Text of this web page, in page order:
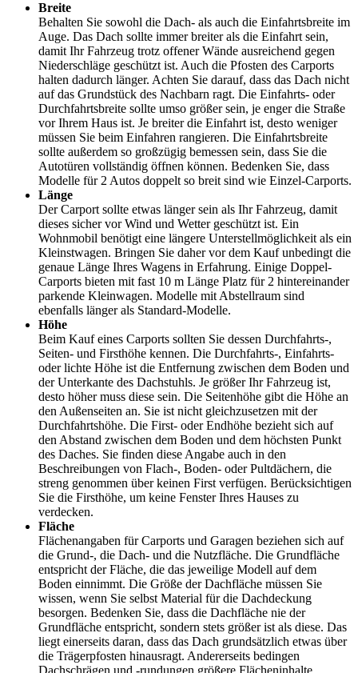
Breite
Behalten Sie sowohl die Dach- als auch die Einfahrtsbreite im
Auge. Das Dach sollte immer breiter als die Einfahrt sein,
damit Ihr Fahrzeug trotz offener Wände ausreichend gegen
Niederschläge geschützt ist. Auch die Pfosten des Carports
halten dadurch länger. Achten Sie darauf, dass das Dach nicht
auf das Grundstück des Nachbarn ragt. Die Einfahrts- oder
Durchfahrtsbreite sollte umso größer sein, je enger die Straße
vor Ihrem Haus ist. Je breiter die Einfahrt ist, desto weniger
müssen Sie beim Einfahren rangieren. Die Einfahrtsbreite
sollte außerdem so großzügig bemessen sein, dass Sie die
Autotüren vollständig öffnen können. Bedenken Sie, dass
Modelle für 2 Autos doppelt so breit sind wie Einzel-Carports.
Länge
Der Carport sollte etwas länger sein als Ihr Fahrzeug, damit
dieses sicher vor Wind und Wetter geschützt ist. Ein
Wohnmobil benötigt eine längere Unterstellmöglichkeit als ein
Kleinstwagen. Bringen Sie daher vor dem Kauf unbedingt die
genaue Länge Ihres Wagens in Erfahrung. Einige Doppel-
Carports bieten mit fast 10 m Länge Platz für 2 hintereinander
parkende Kleinwagen. Modelle mit Abstellraum sind
ebenfalls länger als Standard-Modelle.
Höhe
Beim Kauf eines Carports sollten Sie dessen Durchfahrts-,
Seiten- und Firsthöhe kennen. Die Durchfahrts-, Einfahrts-
oder lichte Höhe ist die Entfernung zwischen dem Boden und
der Unterkante des Dachstuhls. Je größer Ihr Fahrzeug ist,
desto höher muss diese sein. Die Seitenhöhe gibt die Höhe an
den Außenseiten an. Sie ist nicht gleichzusetzen mit der
Durchfahrtshöhe. Die First- oder Endhöhe bezieht sich auf
den Abstand zwischen dem Boden und dem höchsten Punkt
des Daches. Sie finden diese Angabe auch in den
Beschreibungen von Flach-, Boden- oder Pultdächern, die
streng genommen über keinen First verfügen. Berücksichtigen
Sie die Firsthöhe, um keine Fenster Ihres Hauses zu
verdecken.
Fläche
Flächenangaben für Carports und Garagen beziehen sich auf
die Grund-, die Dach- und die Nutzfläche. Die Grundfläche
entspricht der Fläche, die das jeweilige Modell auf dem
Boden einnimmt. Die Größe der Dachfläche müssen Sie
wissen, wenn Sie selbst Material für die Dachdeckung
besorgen. Bedenken Sie, dass die Dachfläche nie der
Grundfläche entspricht, sondern stets größer ist als diese. Das
liegt einerseits daran, dass das Dach grundsätzlich etwas über
die Trägerpfosten hinausragt. Andererseits bedingen